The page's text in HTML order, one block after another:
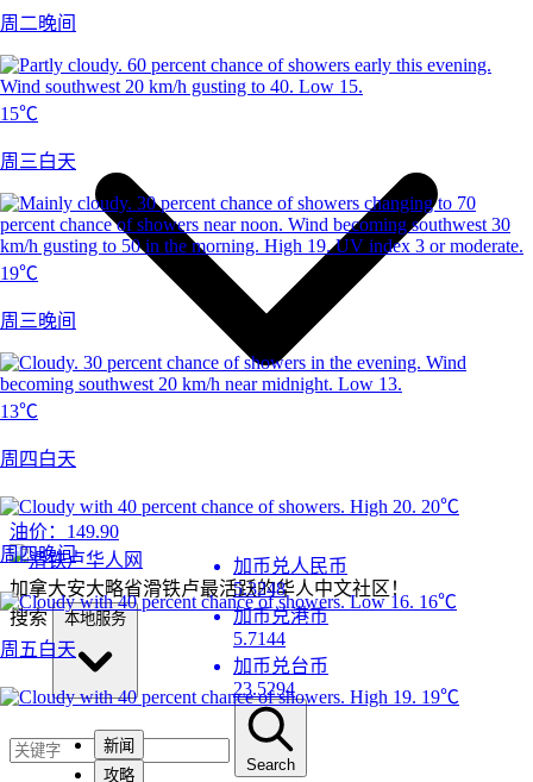
周二晚间
15℃
周三白天
19℃
周三晚间
13℃
周四白天
20℃
周四晚间
16℃
周五白天
19℃
加币兑人民币
5.3248
加币兑港币
5.7144
加币兑台币
23.5294
油价： 149.90
加拿大安大略省滑铁卢最活跃的华人中文社区！
搜索
新闻
攻略
Search